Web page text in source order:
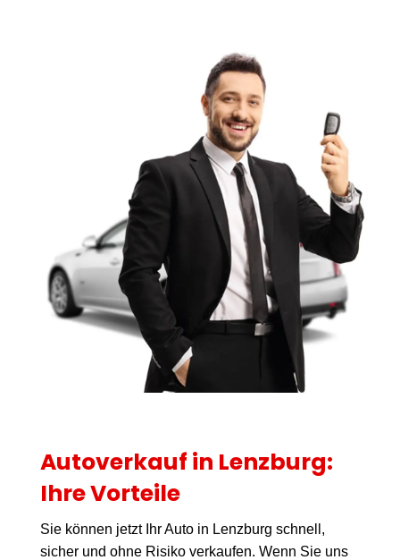
Autoverkauf in Lenzburg:
Ihre Vorteile
Sie können jetzt Ihr Auto in Lenzburg schnell,
sicher und ohne Risiko verkaufen. Wenn Sie uns